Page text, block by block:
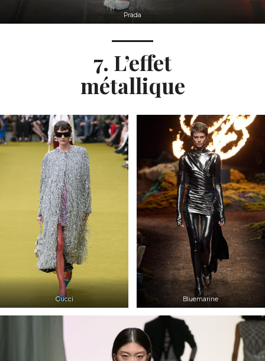
Prada
7. L’effet
métallique
Gucci Bluemarine